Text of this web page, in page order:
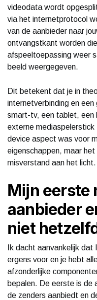
videodata wordt
via het internetprotocol
van de aanbieder naar
ontvangstkant worden
afspeeltoepassing weer
beeld weergegeven.
Dit betekent dat je in
internetverbinding en
smart-tv, een tablet, een
externe
device aspect was voor
eigenschappen, maar
misverstand aan het licht.
Mijn eerste
aanbieder
niet
Ik dacht aanvankelijk
ergens voor en je hebt
afzonderlijke
bepalen. De eerste is de
de zenders aanbiedt en